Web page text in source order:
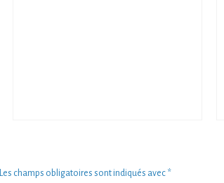
Les champs obligatoires sont indiqués avec *